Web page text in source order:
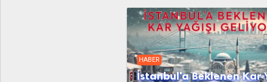
HABER
İstanbul'a Beklenen Kar